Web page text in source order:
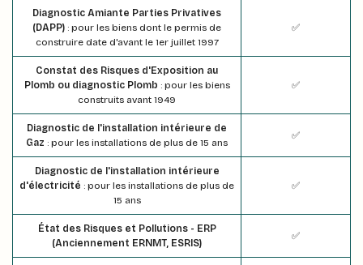
Diagnostic Amiante Parties Privatives
(DAPP) : pour les biens dont le permis de
construire date d'avant le 1er juillet 1997
✅
Constat des Risques d'Exposition au
Plomb ou diagnostic Plomb : pour les biens
construits avant 1949
✅
Diagnostic de l'installation intérieure de
Gaz : pour les installations de plus de 15 ans
✅
Diagnostic de l'installation intérieure
d'électricité : pour les installations de plus de
15 ans
✅
État des Risques et Pollutions - ERP
(Anciennement ERNMT, ESRIS)
✅